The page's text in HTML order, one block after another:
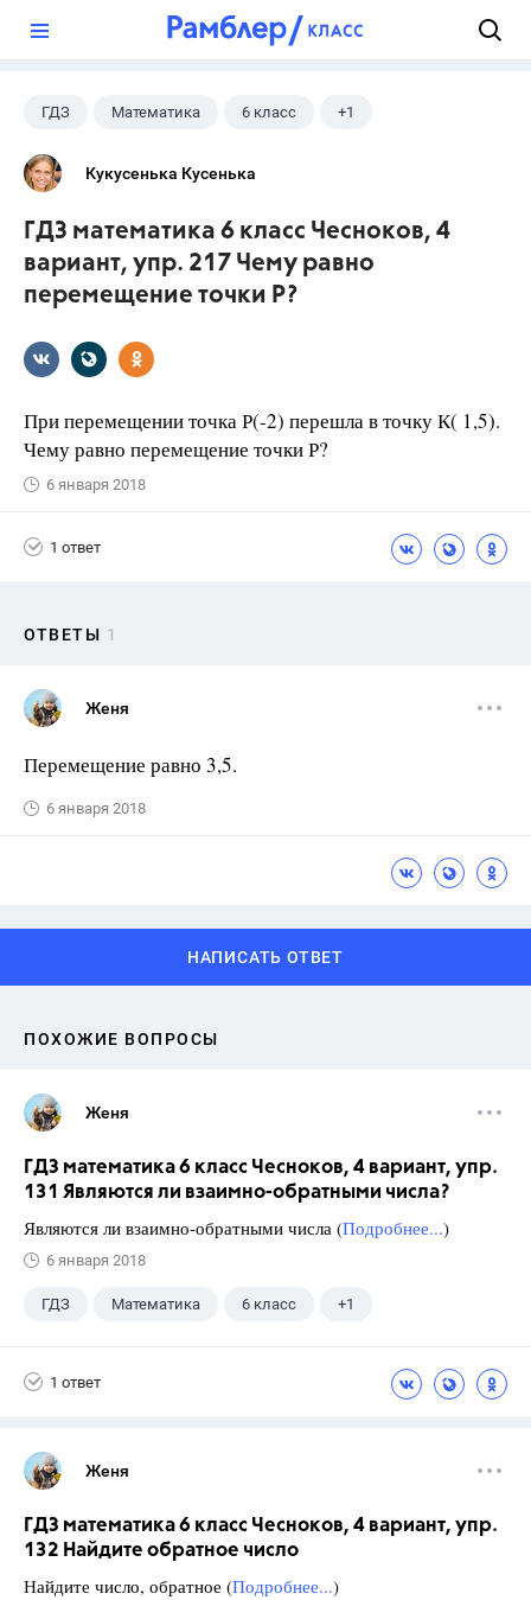
ГДЗ Математика 6 класс +1
Чесноков А.С.
Кукусенька Кусенька
ГДЗ математика 6 класс Чесноков, 4
вариант, упр. 217 Чему равно
перемещение точки Р?
При перемещении точка Р(-2) перешла в точку К( 1,5).
Чему равно перемещение точки Р?
6 января 2018
1 ответ
ОТВЕТЫ 1
Женя
Перемещение равно 3,5.
6 января 2018
НАПИСАТЬ ОТВЕТ
ПОХОЖИЕ ВОПРОСЫ
Женя
ГДЗ математика 6 класс Чесноков, 4 вариант, упр.
131 Являются ли взаимно-обратными числа?
Являются ли взаимно-обратными числа (Подробнее...)
6 января 2018
ГДЗ Математика 6 класс +1
1 ответ
Женя
ГДЗ математика 6 класс Чесноков, 4 вариант, упр.
132 Найдите обратное число
Найдите число, обратное (Подробнее...)